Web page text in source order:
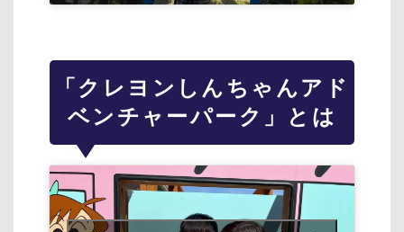
「クレヨンしんちゃんアド
ベンチャーパーク」とは